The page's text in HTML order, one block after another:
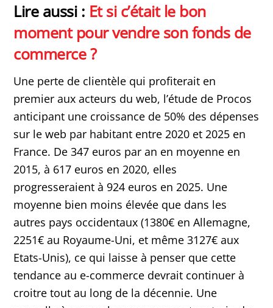
Lire aussi : Et si c’était le bon
moment pour vendre son fonds de
commerce ?
Une perte de clientèle qui profiterait en
premier aux acteurs du web, l’étude de Procos
anticipant une croissance de 50% des dépenses
sur le web par habitant entre 2020 et 2025 en
France. De 347 euros par an en moyenne en
2015, à 617 euros en 2020, elles
progresseraient à 924 euros en 2025. Une
moyenne bien moins élevée que dans les
autres pays occidentaux (1380€ en Allemagne,
2251€ au Royaume-Uni, et même 3127€ aux
Etats-Unis), ce qui laisse à penser que cette
tendance au e-commerce devrait continuer à
croitre tout au long de la décennie. Une